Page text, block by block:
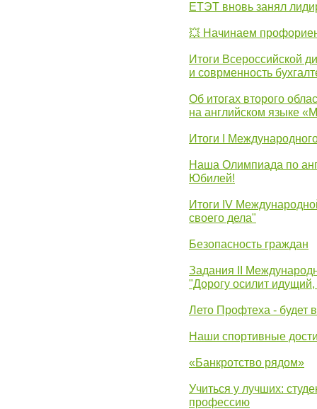
ЕТЭТ вновь занял
💥 Начинаем
Итоги Всероссийской
и соврменность
Об итогах второго
на английском языке
Итоги I
Наша Олимпиада по
Юбилей!
Итоги IV
своего дела"
Безопасность граждан
Задания II
"Дорогу осилит
Лето Профтеха - будет
Наши спортивные
«Банкротство рядом»
Учиться у лучших:
профессию